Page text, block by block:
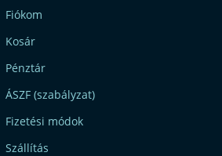
Fiókom
Kosár
Pénztár
ÁSZF (szabályzat)
Fizetési módok
Szállítás